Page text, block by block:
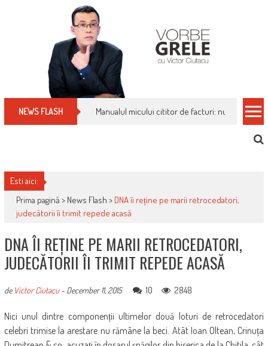
NEWS FLASH Manualul micului cititor de facturi: nu plăti
Esti aici:
Prima pagină > News Flash > DNA îi reține pe marii retrocedatori,
judecătorii îi trimit repede acasă
DNA ÎI REȚINE PE MARII RETROCEDATORI,
JUDECĂTORII ÎI TRIMIT REPEDE ACASĂ
de Victor Ciutacu- December 11, 2015 10 2848
Nici unul dintre componenții ultimelor două loturi de retrocedatori
celebri trimise la arestare nu rămâne la beci. Atât Ioan Oltean, Crinuța